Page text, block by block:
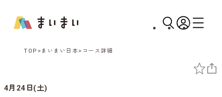
TOP まいまい日本 コース詳細
4月24日(土)